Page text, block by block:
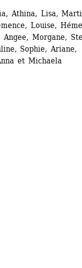
Athina, Lisa,
Louise,
Angee, Morgane,
Sophie, Ariane,
et Michaela